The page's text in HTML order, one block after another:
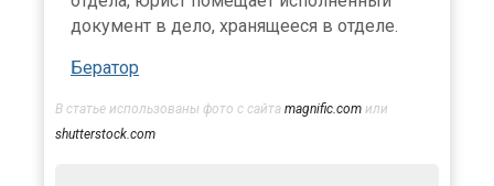
документ в дело, хранящееся в отделе.
Бератор
В статье использованы фото с сайта magnific.com или
shutterstock.com